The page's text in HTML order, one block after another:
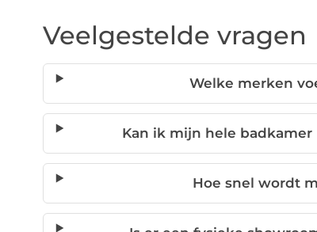
Veelgestelde vragen
Welke merken
Kan ik mijn hele
Hoe snel wordt